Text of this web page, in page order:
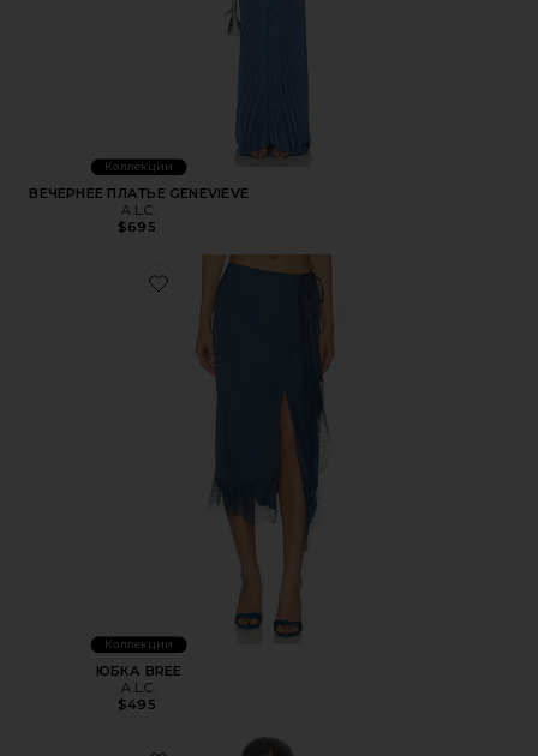
Коллекции
ВЕЧЕРНЕЕ ПЛАТЬЕ GENEVIEVE
A.L.C.
$695
Favorite ЮБКА BREE
Коллекции
ЮБКА BREE
A.L.C.
$495